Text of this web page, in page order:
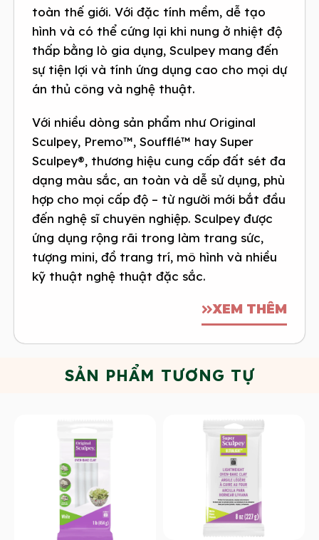
toàn thế giới. Với đặc tính mềm, dễ tạo
hình và có thể cứng lại khi nung ở nhiệt độ
thấp bằng lò gia dụng, Sculpey mang đến
sự tiện lợi và tính ứng dụng cao cho mọi dự
án thủ công và nghệ thuật.
Với nhiều dòng sản phẩm như Original
Sculpey, Premo™, Soufflé™ hay Super
Sculpey®, thương hiệu cung cấp đất sét đa
dạng màu sắc, an toàn và dễ sử dụng, phù
hợp cho mọi cấp độ – từ người mới bắt đầu
đến nghệ sĩ chuyên nghiệp. Sculpey được
ứng dụng rộng rãi trong làm trang sức,
tượng mini, đồ trang trí, mô hình và nhiều
kỹ thuật nghệ thuật đặc sắc.
XEM THÊM
SẢN PHẨM TƯƠNG TỰ